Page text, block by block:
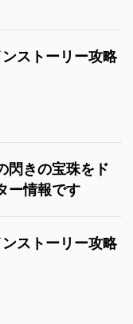
ストーリー攻略
閃きの宝珠をド
ー情報です
ストーリー攻略